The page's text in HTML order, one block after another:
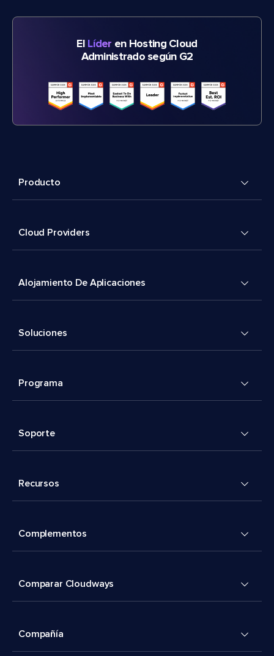
El Líder en Hosting Cloud
Administrado según G2
Producto
Cloud Providers
Alojamiento De Aplicaciones
Soluciones
Programa
Soporte
Recursos
Complementos
Comparar Cloudways
Compañía